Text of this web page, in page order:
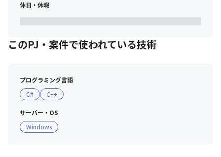
休日・休暇
このPJ・案件で使われている技術
プログラミング言語
C#
C++
サーバー・OS
Windows